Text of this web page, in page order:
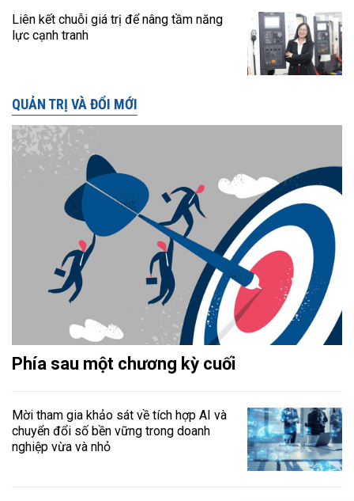
Liên kết chuỗi giá trị để nâng tầm năng
lực cạnh tranh
QUẢN TRỊ VÀ ĐỔI MỚI
Phía sau một chương kỳ cuối
Mời tham gia khảo sát về tích hợp AI và
chuyển đổi số bền vững trong doanh
nghiệp vừa và nhỏ